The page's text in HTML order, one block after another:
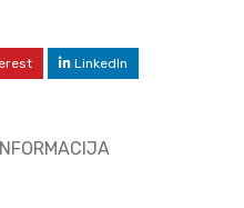
LinkedIn